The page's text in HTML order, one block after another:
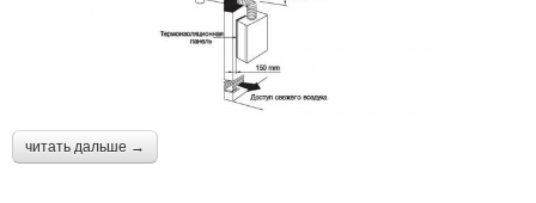
читать дальше →